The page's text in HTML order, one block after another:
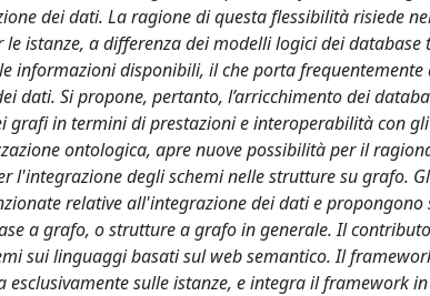
dei dati. La ragione di questa flessibilità risiede
istanze, a differenza dei modelli logici dei
informazioni disponibili, il che porta
dati. Si propone, pertanto, l’arricchimento dei
in termini di prestazioni e interoperabilità con
ontologica, apre nuove possibilità per il
l'integrazione degli schemi nelle strutture su grafo.
relative all'integrazione dei dati e
a grafo, o strutture a grafo in generale. Il
sui linguaggi basati sul web semantico. Il
sulle istanze, e integra il framework